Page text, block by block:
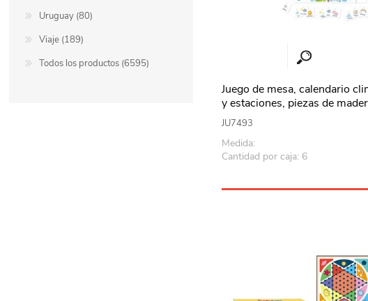
Juego de mesa, calendario
y estaciones, piezas de
XALINGO, en caja
JU7493
Medida:
Cantidad por caja: 6
Uruguay (80)
Viaje (189)
Todos los productos (6595)